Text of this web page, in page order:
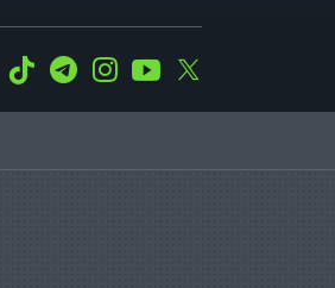
WhatsApp
Tiktok TelegramInstagramYoutube